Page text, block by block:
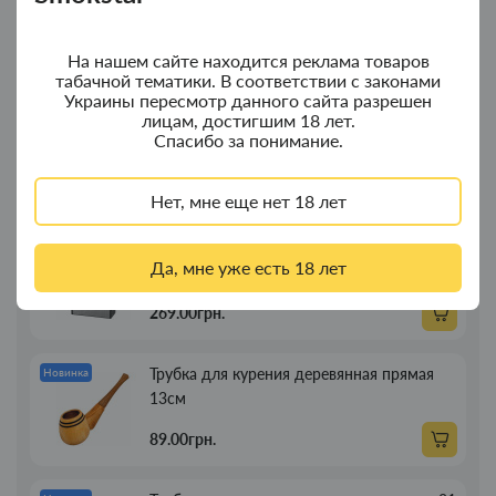
На нашем сайте находится реклама товаров
табачной тематики. В соответствии с законами
Украины пересмотр данного сайта разрешен
лицам, достигшим 18 лет.
Спасибо за понимание.
Нет, мне еще нет 18 лет
Да, мне уже есть 18 лет
350.00грн.
Колпак для водного "Граната Ф1" - колпак
с дерева
Новинка
Портсигар для сигарет Focus з USB
зажигалкой 20 сиг
269.00грн.
Новинка
Трубка для курения деревянная прямая
13см
89.00грн.